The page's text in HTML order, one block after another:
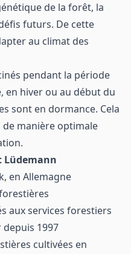
de la forêt, la
futurs. De cette
au climat des
pendant la période
en hiver ou au début du
sont en dormance. Cela
manière optimale
Lüdemann
en Allemagne
aux services forestiers
1997
cultivées en